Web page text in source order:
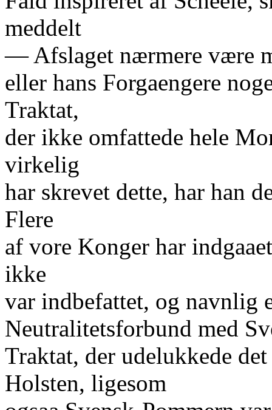
meddelt
— Afslaget nærmere være
eller hans Forgaengere
Traktat,
der ikke omfattede hele
virkelig
har skrevet dette, har han
Flere
af vore Konger har
ikke
var indbefattet, og navnlig
Neutralitetsforbund med
Traktat, der udelukkede
Holsten, ligesom